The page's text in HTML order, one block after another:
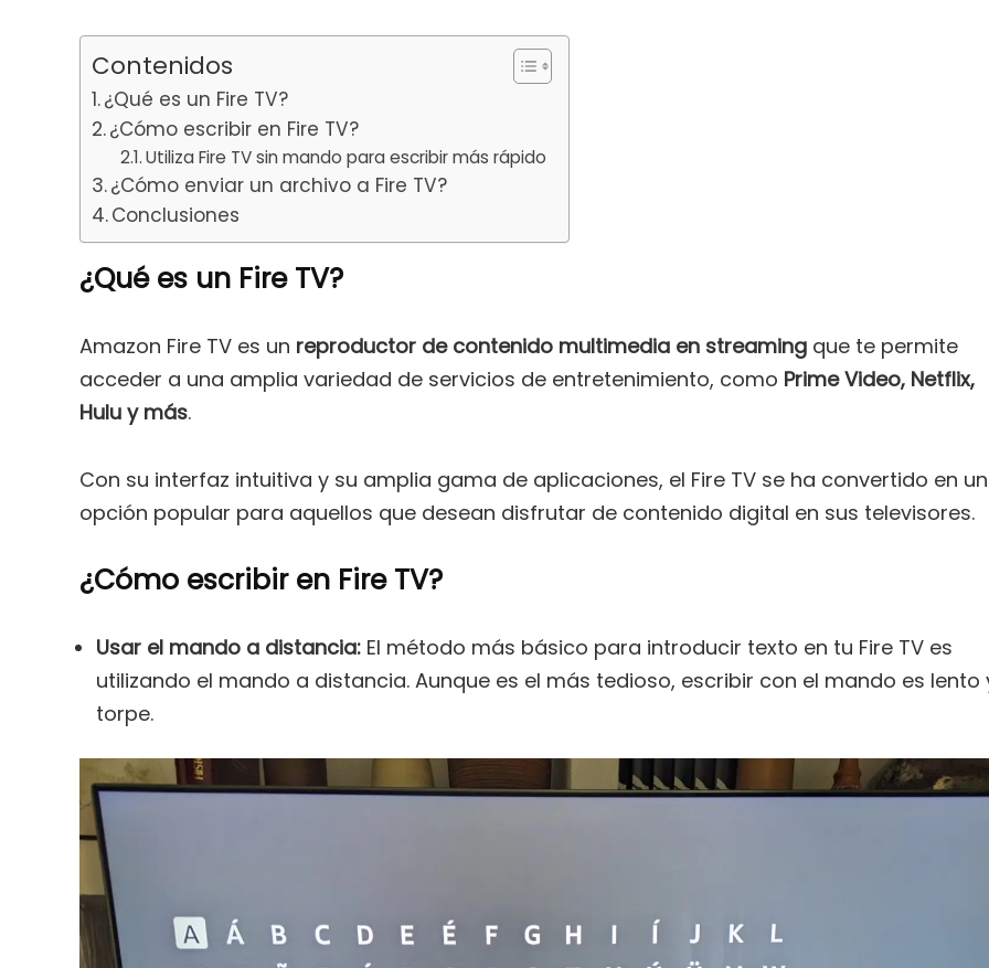
Contenidos
¿Qué es un Fire TV?
¿Cómo escribir en Fire TV?
Utiliza Fire TV sin mando para escribir más rápido
¿Cómo enviar un archivo a Fire TV?
Conclusiones
¿Qué es un Fire TV?
Amazon Fire TV es un reproductor de contenido multimedia en streaming que te permite
acceder a una amplia variedad de servicios de entretenimiento, como Prime Video, Netflix,
Hulu y más.
Con su interfaz intuitiva y su amplia gama de aplicaciones, el Fire TV se ha convertido en
opción popular para aquellos que desean disfrutar de contenido digital en sus televisores.
¿Cómo escribir en Fire TV?
Usar el mando a distancia: El método más básico para introducir texto en tu Fire TV es
utilizando el mando a distancia. Aunque es el más tedioso, escribir con el mando es lento
torpe.